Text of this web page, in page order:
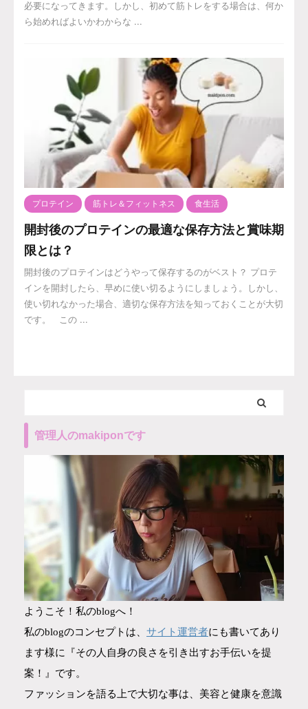
必要になってきます。しかし、初めて筋トレをする場合は、何か
ら始めればよいかわからな ...
プロテイン 筋トレ＆フィットネス 食生活
開封後のプロテインの最適な保存方法と賞味期
限とは？
開封後のプロテインはどうやって保存するのがベスト？ プロテ
インを開封したら、早めに使い切るようにしましょう。しかし、
使い切れなかった場合、適切な保存方法を知っておくことが大切
です。 この ...
管理人のmakiponです
ようこそ！私のblogへ！
私のblogのコンセプトは、 サイト運営者にも書いてあり
ます様に『その人自身の良さを引き出すお手伝いを提
案！』です。
ファッションを語る上で大切な事は、美容と健康を意識